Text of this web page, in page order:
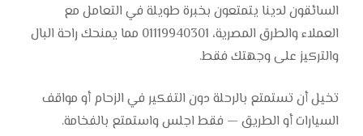
السائقون لدينا يتمتعون بخبرة طويلة في التعامل مع
العملاء والطرق المصرية، 01119940301 مما يمنحك راحة البال
والتركيز على وجهتك فقط.
تخيل أن تستمتع بالرحلة دون التفكير في الزحام أو مواقف
السيارات أو الطريق — فقط اجلس واستمتع بالفخامة.